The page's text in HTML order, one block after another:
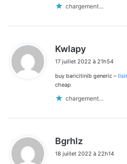
chargement…
Kwlapy
t
17 juillet 2022 à 21h54
buy baricitinib generic –
cheap
chargement…
Bgrhlz
t
18 juillet 2022 à 22h14